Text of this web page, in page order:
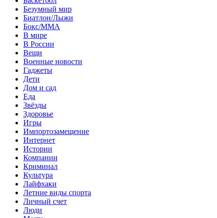
Безумный мир
Биатлон/Лыжи
Бокс/MMA
В мире
В России
Вещи
Военные новости
Гаджеты
Дети
Дом и сад
Еда
Звёзды
Здоровье
Игры
Импортозамещение
Интернет
Истории
Компании
Криминал
Культура
Лайфхаки
Летние виды спорта
Личный счет
Люди